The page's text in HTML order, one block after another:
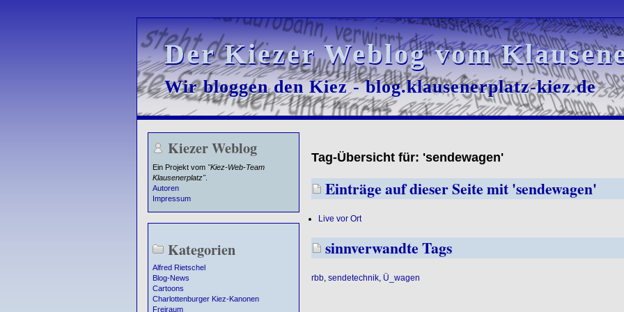
Der Kiezer Weblog vom
Der Kiezer Weblog vom
Wir bloggen den Kiez - blog.klausenerplatz-kiez.de
Wir bloggen den Kiez - blog.klausenerplatz-kiez.de
Kiezer Weblog
Ein Projekt vom "Kiez-Web-Team
Klausenerplatz".
Autoren
Impressum
Kategorien
Alfred Rietschel
Blog-News
Cartoons
Charlottenburger Kiez-Kanonen
Freiraum
Tag-Übersicht für: 'sendewagen'
Einträge auf dieser Seite mit 'sendewagen'
Live vor Ort
sinnverwandte Tags
rbb, sendetechnik, Ü_wagen